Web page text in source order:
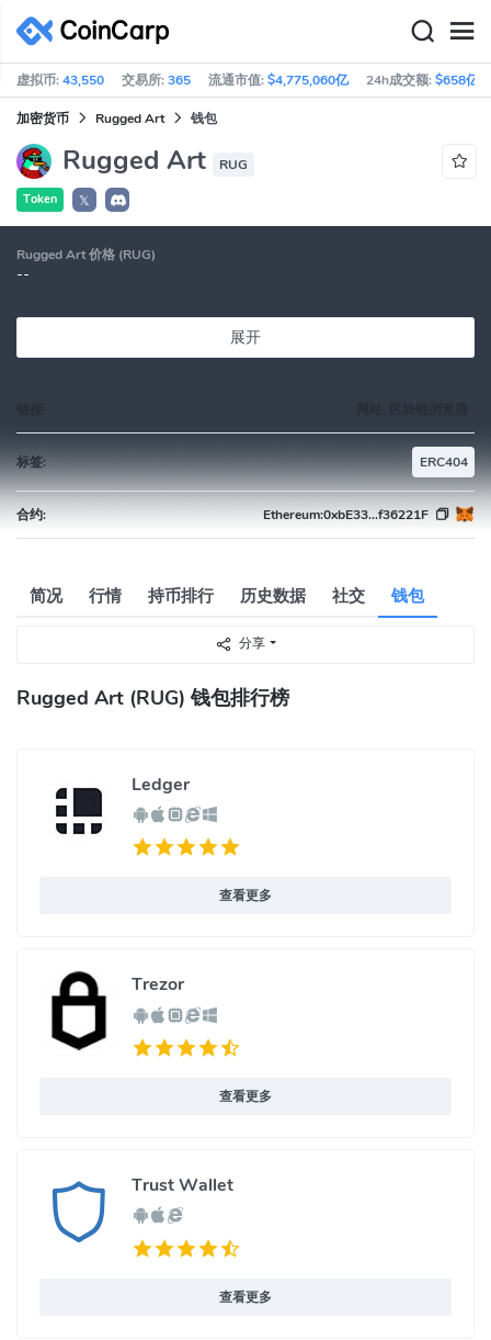
虚拟币:43,550 交易所:365 流通市值:$4,775,060亿 24h成交额:$658亿
加密货币 Rugged Art 钱包
Rugged Art RUG
Token 𝕏
Rugged Art 价格 (RUG)
--
展开
标签: ERC404
合约: Ethereum:0xbE33...f36221F
简况 行情 持币排行 历史数据 社交 钱包
分享
Rugged Art (RUG) 钱包排行榜
Ledger
查看更多
Trezor
查看更多
Trust Wallet
查看更多